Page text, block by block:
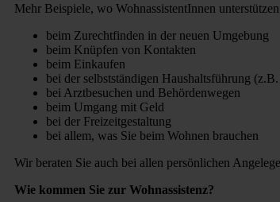
Mehr Beispiele, wo WohnassistentInnen
beim Zurechtfinden in der neuen Umgebung
beim Knüpfen von Kontakten
beim Einkaufen
bei der selbstständigen Haushaltsführung
bei Arztbesuchen und Behördenwegen
beim Umgang mit Geld
bei der Freizeitgestaltung
bei allem, was Sie beim Wohnen brauchen
Wir beraten Sie auch bei allen persönlichen
Wie kommen Sie zur Wohnassistenz?